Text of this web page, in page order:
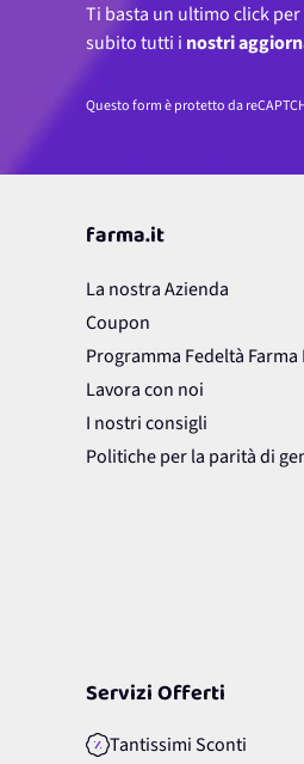
Ti basta un ultimo click
subito tutti i nostri
Questo form è protetto da
farma.it
La nostra Azienda
Coupon
Programma Fedeltà Farma
Lavora con noi
I nostri consigli
Politiche per la parità di
Servizi Offerti
Tantissimi Sconti